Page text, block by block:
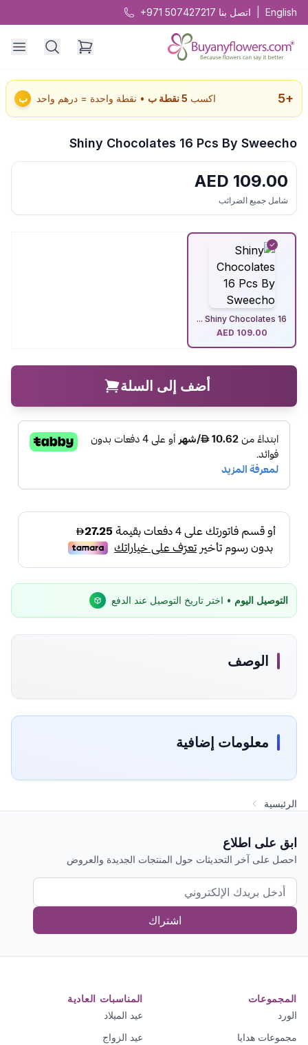
English اتصل بنا +971 507427217
+
5 اكسب 5نقطة ب • نقطة واحدة = درهم واحد ب
Shiny Chocolates 16 Pcs By Sweecho
109.00
شامل جميع الضرائب
Shiny Chocolates 16 ...
AED 109.00
أضف إلى السلة
التوصيل اليوم • اختر تاريخ التوصيل عند الدفع
الوصف
معلومات إضافية
الرئيسية
ابق على اطلاع
احصل على آخر التحديثات حول المنتجات الجديدة والعروض
اشتراك
المجموعات
الورد
مجموعات هدايا
المناسبات العادية
عيد الميلاد
عيد الزواج